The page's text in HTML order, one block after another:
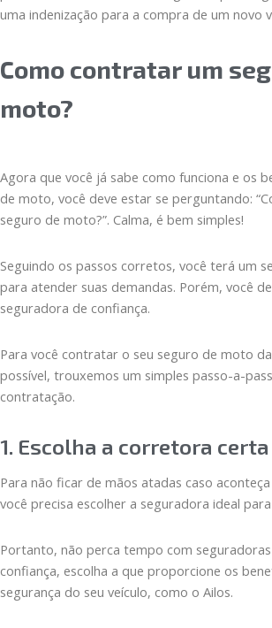
uma indenização para a compra de um novo
Como contratar um
moto?
Agora que você já sabe como funciona e os
de moto, você deve estar se perguntando:
seguro de moto?”. Calma, é bem simples!
Seguindo os passos corretos, você terá um
para atender suas demandas. Porém, você
seguradora de confiança.
Para você contratar o seu seguro de moto
possível, trouxemos um simples passo-a-
contratação.
1. Escolha a corretora certa
Para não ficar de mãos atadas caso
você precisa escolher a seguradora ideal
Portanto, não perca tempo com
confiança, escolha a que proporcione os
segurança do seu veículo, como o Ailos.